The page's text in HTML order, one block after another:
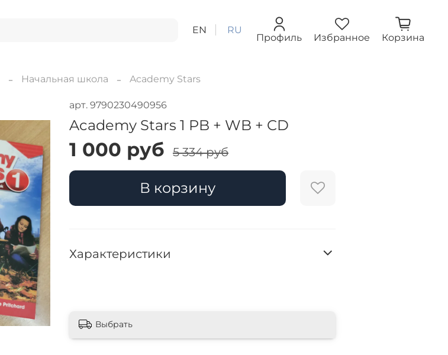
EN RU
Профиль Избранное Корзина
Начальная школа Academy Stars
арт. 9790230490956
Academy Stars 1 PB + WB + CD
1 000 руб 5 334 руб
В корзину
Характеристики
Выбрать